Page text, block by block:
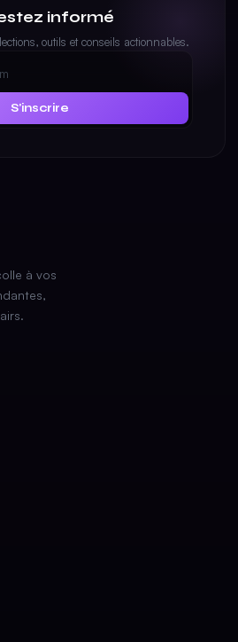
informé
outils et conseils actionnables.
S'inscrire
à vos